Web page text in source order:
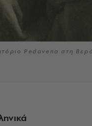
Pedavena στη